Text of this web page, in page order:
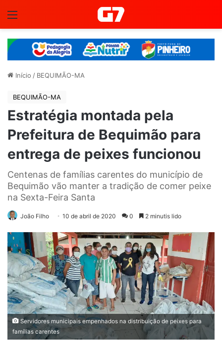
Início / BEQUIMÃO-MA
BEQUIMÃO-MA
Estratégia montada pela
Prefeitura de Bequimão para
entrega de peixes funcionou
Centenas de famílias carentes do município de
Bequimão vão manter a tradição de comer peixe
na Sexta-Feira Santa
João Filho 10 de abril de 2020 0 2 minutis lido
Servidores municipais empenhados na distribuição de peixes para
famílias carentes